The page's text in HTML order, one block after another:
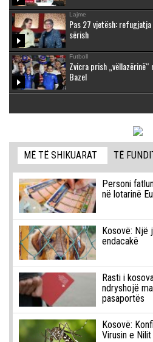
Lajme
Pas 27 vjetësh:
sërish
Futboll
Zvicra prish „vëllazërinë“
Bazel
MË TË SHIKUARAT TË
Personi
në lotarinë
Kosovë: Një
endacakë
Rasti i
ndryshojë
pasaportës
Kosovë:
Virusin e Nilit